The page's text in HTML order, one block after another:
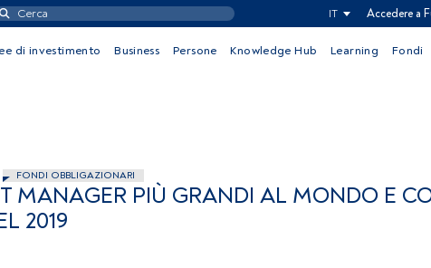
IT Accedere a
di investimento Business Persone Knowledge Hub Learning Fondi
FONDI OBBLIGAZIONARI
MANAGER PIÙ GRANDI AL MONDO E
2019